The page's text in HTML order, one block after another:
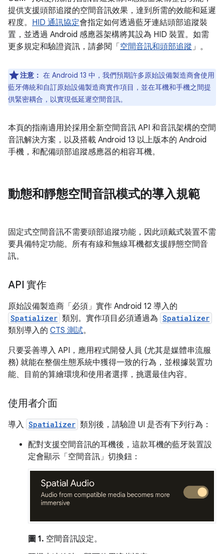
提供支援頭部追蹤的空間音訊效果，達到所需的效能和延遲
程度。 HID 通訊協定會指定如何透過藍牙連結頭部追蹤裝
置，並透過 Android 感應器架構將其設為 HID 裝置。如需
更多規定和驗證資訊，請參閱「 空間音訊和頭部追蹤」。
注意： 在 Android 13 中，我們預期許多原始設備製造商會使用
藍牙傳統和自訂原始設備製造商實作項目，並在耳機和手機之間提
供緊密耦合，以實現低延遲空間音訊。
本頁的指南適用於採用全新空間音訊 API 和音訊架構的空間
音訊解決方案，以及搭載 Android 13 以上版本的 Android
手機，和配備頭部追蹤感應器的相容耳機。
動態和靜態空間音訊模式的導入規範
固定式空間音訊不需要頭部追蹤功能，因此頭戴式裝置不需
要具備特定功能。所有有線和無線耳機都支援靜態空間音
訊。
API 實作
原始設備製造商「必須」實作 Android 12 導入的
Spatializer 類別。實作項目必須通過為 Spatializer
類別導入的 CTS 測試。
只要妥善導入 API，應用程式開發人員 (尤其是媒體串流服
務) 就能在整個生態系統中獲得一致的行為，並根據裝置功
能、目前的算繪環境和使用者選擇，挑選最佳內容。
使用者介面
導入 Spatializer 類別後，請驗證 UI 是否有下列行為：
配對支援空間音訊的耳機後，這款耳機的藍牙裝置設
定會顯示「空間音訊」 切換鈕：
圖 1. 空間音訊設定。